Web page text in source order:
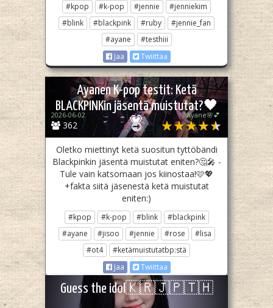
#kpop #k-pop #jennie
#jenniekim
#blink
#blackpink #ruby
#jennie_fan
#ayane
#testhiii
Jaa
Twiittaa
Ayanen K-pop testit: Ketä
BLACKPINKin jäsentä muistutat?🖤
💗
362
2026-06-02 🩷Ayane🌸💕
Oletko miettinyt ketä suositun tyttöbändi
Blackpinkin jäsentä muistutat eniten?🤔🎤 -
Tule vain katsomaan jos kiinostaa!🩷💖
+fakta siitä jäsenestä ketä muistutat
eniten:)
#kpop #k-pop #blink
#blackpink
#ayane
#jisoo #jennie #rose
#lisa
#ot4
#ketämuistutatbp:stä
Jaa
Twiittaa
Guess the idol🇰🇷🇯🇵🇹🇭